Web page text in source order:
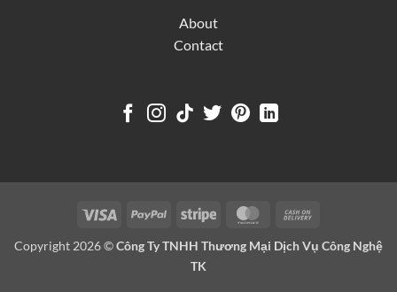
About
Contact
Visa PayPal Stripe MasterCard
Delivery
Copyright 2026 ©Công Ty TNHH Thương Mại Dịch Vụ Công Nghệ
TK